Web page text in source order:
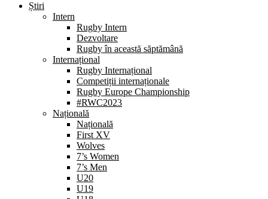
Știri
Intern
Rugby Intern
Dezvoltare
Rugby în această săptămână
Internațional
Rugby Internațional
Competiții internaționale
Rugby Europe Championship
#RWC2023
Națională
Națională
First XV
Wolves
7’s Women
7’s Men
U20
U19